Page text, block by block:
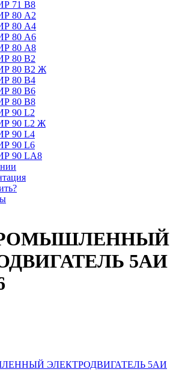
71 В8
80 А2
80 А4
80 А6
80 А8
80 В2
80 В2 Ж
80 В4
80 В6
80 В8
90 L2
90 L2 Ж
90 L4
90 L6
90 LА8
5АИ